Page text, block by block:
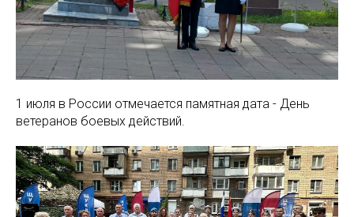
1 июля в России отмечается памятная дата - День
ветеранов боевых действий.